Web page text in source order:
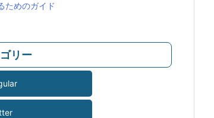
ためのガイド
リー